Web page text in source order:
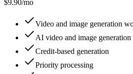
$9.90/mo
Video and image generation
AI video and image generation
Credit-based generation
Priority processing